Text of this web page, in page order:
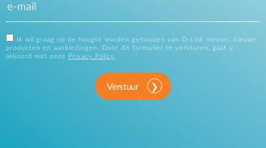
Ik wil graag op de hoogte worden gehouden van D-Link nieuws, nieuwe
producten en aanbiedingen. Door dit formulier te versturen, gaat u
akkoord met onze
Privacy Policy .
Verstuur